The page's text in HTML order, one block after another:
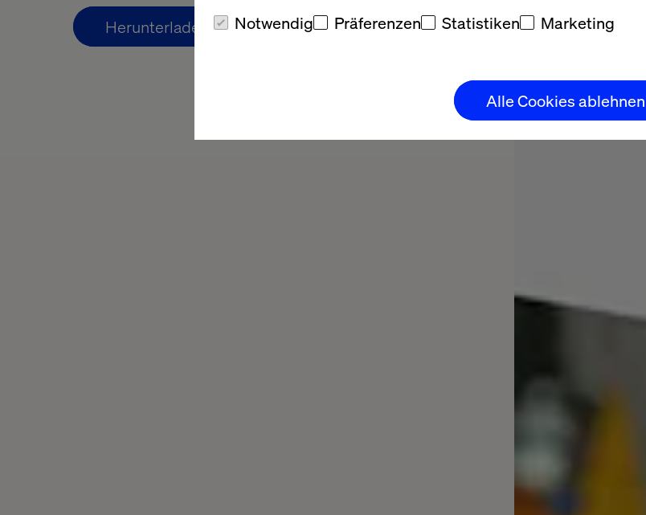
Notwendig Präferenzen Statistiken Marketing
Alle Cookies ablehnen
Herunterladen